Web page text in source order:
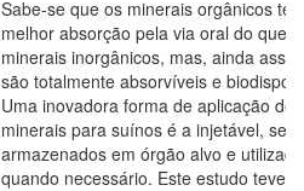
Sabe-se que os minerais orgânicos
melhor absorção pela via oral do que
minerais inorgânicos, mas, ainda
são totalmente absorvíveis e
Uma inovadora forma de aplicação de
minerais para suínos é a injetável,
armazenados em órgão alvo e
quando necessário. Este estudo teve